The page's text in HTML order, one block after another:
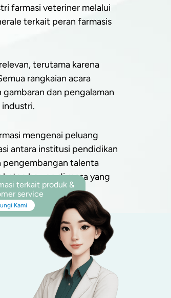
farmasi veteriner melalui
terkait peran farmasis
terutama karena
rangkaian acara
dan pengalaman
industri.
mengenai peluang
antara institusi pendidikan
pengembangan talenta
hewan di masa yang
terkait produk &
service
Kami